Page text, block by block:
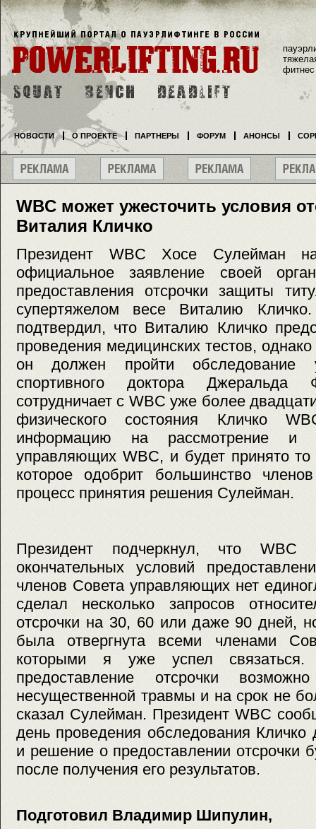
WBC может ужесточить условия
Виталия Кличко
Президент WBC Хосе Сулейман
официальное заявление своей
предоставления отсрочки защиты
супертяжелом весе Виталию
подтвердил, что Виталию Кличко
проведения медицинских тестов,
он должен пройти обследование у
спортивного доктора Джеральда
сотрудничает с WBC уже более
физического состояния Кличко
информацию на рассмотрение и
управляющих WBC, и будет принято
которое одобрит большинство
процесс принятия решения Сулейман.
Президент подчеркнул, что
окончательных условий
членов Совета управляющих нет
сделал несколько запросов
отсрочки на 30, 60 или даже 90 дней,
была отвергнута всеми членами
которыми я уже успел
предоставление отсрочки
несущественной травмы и на срок не
сказал Сулейман. Президент WBC
день проведения обследования
и решение о предоставлении отсрочки
после получения его результатов.
Подготовил Владимир Шипулин,
фитнес
НОВОСТИ О ПРОЕКТЕ ПАРТНЕРЫ ФОРУМ АНОНСЫ